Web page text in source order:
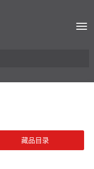
藏品目录